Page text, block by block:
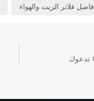
فاصل فلاتر الزيت والهواء